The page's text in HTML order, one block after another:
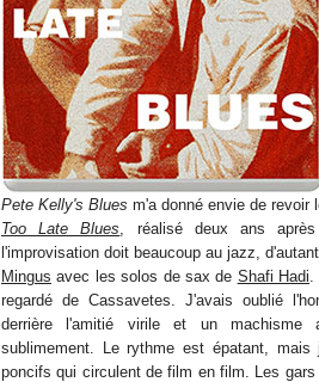
Pete Kelly's Blues m'a donné envie de revoir
Too Late Blues , réalisé deux ans
l'improvisation doit beaucoup au jazz,
Mingus avec les solos de sax de Shafi Hadi
regardé de Cassavetes. J'avais oublié
derrière l'amitié virile et un machisme
sublimement. Le rythme est épatant,
poncifs qui circulent de film en film. Les gars